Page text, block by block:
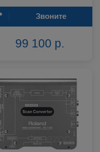
Звоните
99 100 р.